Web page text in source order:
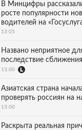
В Минцифры
росте популярности
водителей на
13:05
Названо неприятное
последствие
13:00
Азиатская страна
проверять россиян на
13:00
Раскрыта реальная